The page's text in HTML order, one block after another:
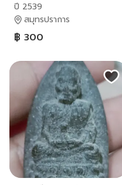
ปี 2539
สมุทรปราการ
฿ 300